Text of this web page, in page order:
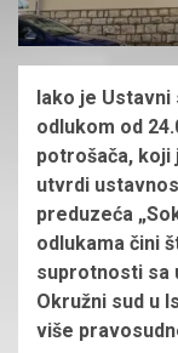
Iako je
odlukom od
potrošača,
utvrdi
preduzeća
odlukama čini
suprotnosti sa
Okružni sud u
više